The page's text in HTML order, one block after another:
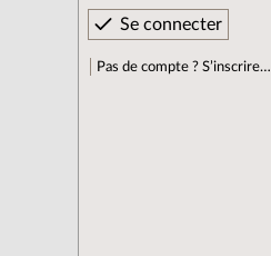
Pas de compte ? S’inscrire…